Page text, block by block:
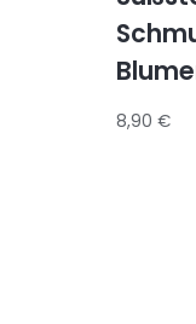
8,90€